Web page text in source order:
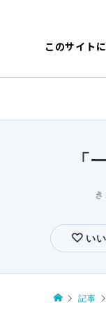
このサイト
「
い
記事